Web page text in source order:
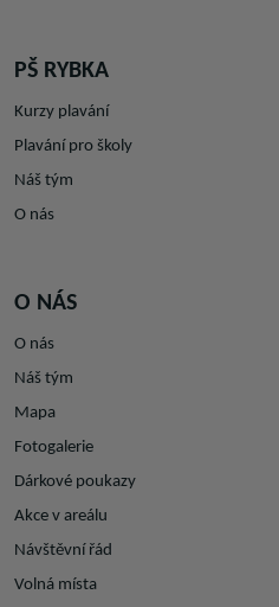
PŠ RYBKA
Kurzy plavání
Plavání pro školy
Náš tým
O nás
O NÁS
O nás
Náš tým
Mapa
Fotogalerie
Dárkové poukazy
Akce v areálu
Návštěvní řád
Volná místa